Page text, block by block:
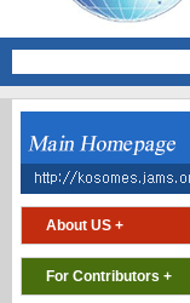
About US +
For Contributors +